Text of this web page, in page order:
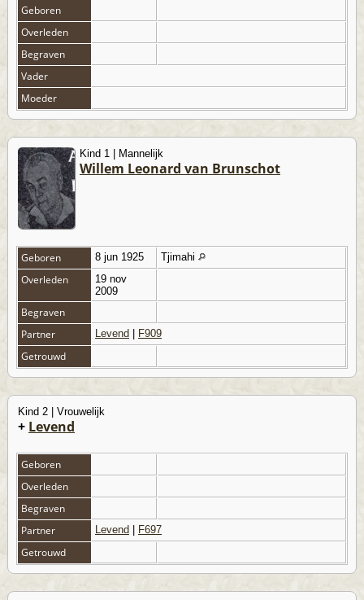
Geboren
Overleden
Begraven
Vader
Moeder
Kind 1 | Mannelijk
Willem Leonard van Brunschot
Geboren 8 jun 1925 Tjimahi
Overleden
19 nov
2009
Begraven
Partner
Levend F909
Getrouwd
Kind 2 | Vrouwelijk
+ Levend
Geboren
Overleden
Begraven
Partner
Levend F697
Getrouwd